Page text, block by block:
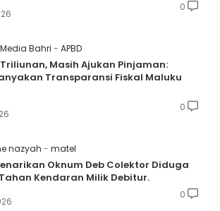
0
Bahri APBD
Masih Ajukan Pinjaman:
Transparansi Fiskal Maluku
0
nazyah matel
Oknum Deb Colektor Diduga
Kendaran Milik Debitur.
0